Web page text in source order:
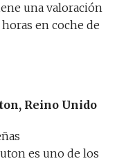
una valoración
en coche de
Reino Unido
es uno de los